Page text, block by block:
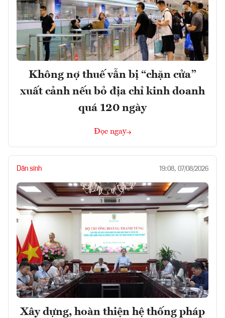
Không nợ thuế vẫn bị “chặn cửa”
xuất cảnh nếu bỏ địa chỉ kinh doanh
quá 120 ngày
Đọc ngay
Dân sinh 19:08, 07/08/2026
Xây dựng, hoàn thiện hệ thống pháp